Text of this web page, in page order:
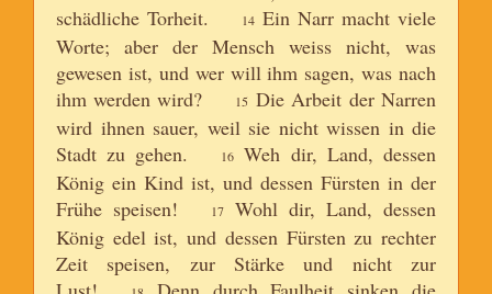
schädliche Torheit.
14 Ein Narr macht viele
Worte; aber der Mensch weiss nicht, was
gewesen ist, und wer will ihm sagen, was nach
ihm werden wird?
15 Die Arbeit der Narren
wird ihnen sauer, weil sie nicht wissen in die
Stadt zu gehen.
16 Weh dir, Land, dessen
König ein Kind ist, und dessen Fürsten in der
Frühe speisen!
17
Wohl dir, Land, dessen
König edel ist, und dessen Fürsten zu rechter
Zeit speisen, zur Stärke und nicht zur